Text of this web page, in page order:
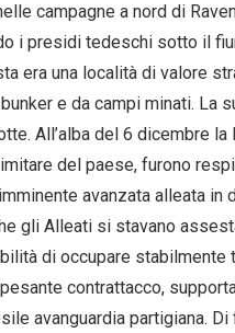
campagne a nord di
i presidi tedeschi sotto il
era una località di valore
e da campi minati. La
All’alba del 6 dicembre la
del paese, furono
avanzata alleata in
gli Alleati si stavano
di occupare
contrattacco,
avanguardia partigiana.